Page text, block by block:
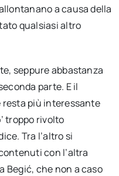
a causa della
qualsiasi altro
seppure abbastanza
parte. E il
resta più interessante
troppo rivolto
Tra l’altro si
con l’altra
Begić, che non a caso